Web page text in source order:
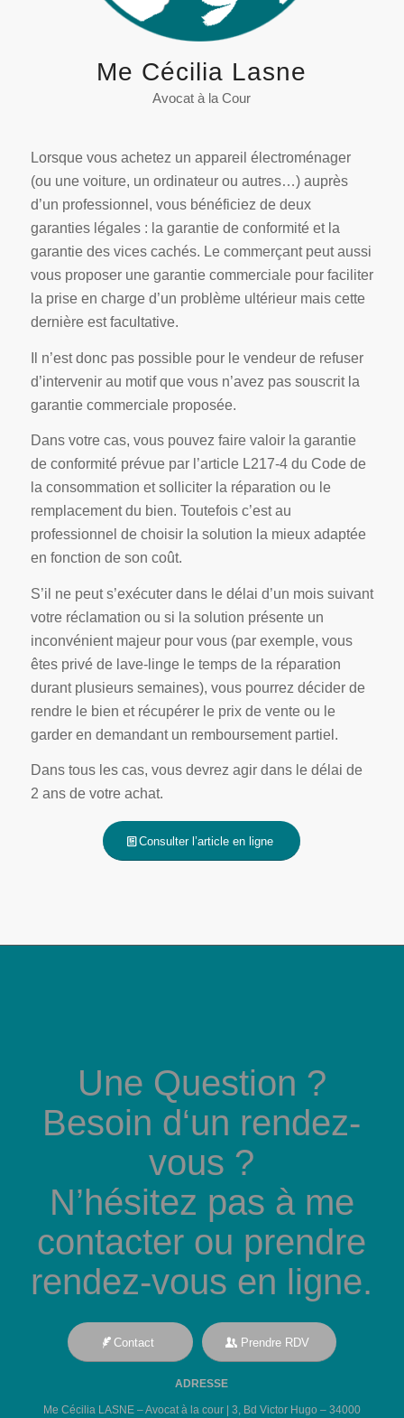
Me Cécilia Lasne
Avocat à la Cour
Lorsque vous achetez un appareil électroménager
(ou une voiture, un ordinateur ou autres…) auprès
d’un professionnel, vous bénéficiez de deux
garanties légales : la garantie de conformité et la
garantie des vices cachés. Le commerçant peut aussi
vous proposer une garantie commerciale pour faciliter
la prise en charge d’un problème ultérieur mais cette
dernière est facultative.
Il n’est donc pas possible pour le vendeur de refuser
d’intervenir au motif que vous n’avez pas souscrit la
garantie commerciale proposée.
Dans votre cas, vous pouvez faire valoir la garantie
de conformité prévue par l’article L217-4 du Code de
la consommation et solliciter la réparation ou le
remplacement du bien. Toutefois c’est au
professionnel de choisir la solution la mieux adaptée
en fonction de son coût.
S’il ne peut s’exécuter dans le délai d’un mois suivant
votre réclamation ou si la solution présente un
inconvénient majeur pour vous (par exemple, vous
êtes privé de lave-linge le temps de la réparation
durant plusieurs semaines), vous pourrez décider de
rendre le bien et récupérer le prix de vente ou le
garder en demandant un remboursement partiel.
Dans tous les cas, vous devrez agir dans le délai de
2 ans de votre achat.
Consulter l’article en ligne
Une Question ?
Besoin d‘un rendez-
vous ?
N’hésitez pas à me
contacter ou prendre
rendez-vous en ligne.
Contact Prendre RDV
ADRESSE
Me Cécilia LASNE – Avocat à la cour | 3, Bd Victor Hugo – 34000